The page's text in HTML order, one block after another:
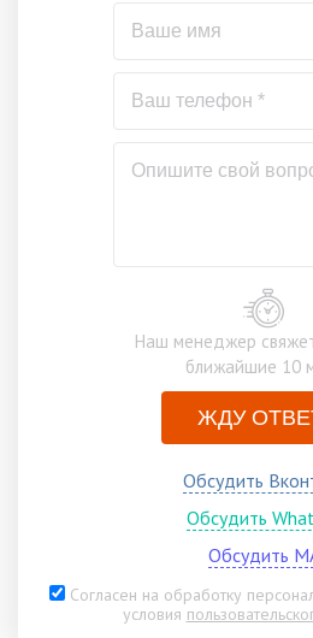
Наш менеджер
ближайшие 10
ЖДУ
Обсудить
Обсудить
Обсудить
Согласен на обработку
условия